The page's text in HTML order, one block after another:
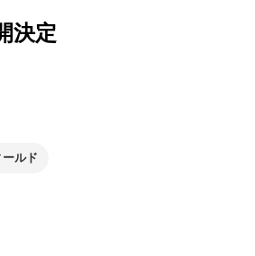
決定
ールド